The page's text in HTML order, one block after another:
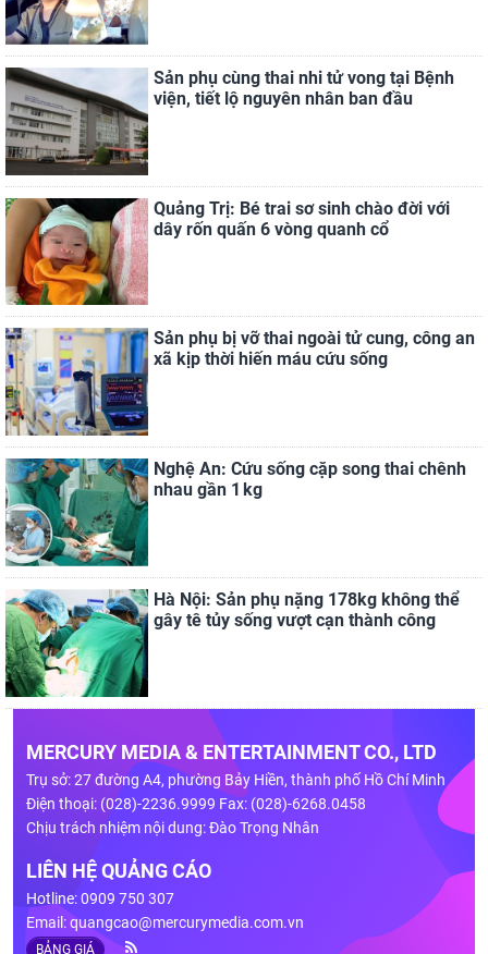
Sản phụ cùng thai nhi tử vong tại Bệnh
viện, tiết lộ nguyên nhân ban đầu
Quảng Trị: Bé trai sơ sinh chào đời với
dây rốn quấn 6 vòng quanh cổ
Sản phụ bị vỡ thai ngoài tử cung, công an
xã kịp thời hiến máu cứu sống
Nghệ An: Cứu sống cặp song thai chênh
nhau gần 1 kg
Hà Nội: Sản phụ nặng 178kg không thể
gây tê tủy sống vượt cạn thành công
MERCURY MEDIA & ENTERTAINMENT CO., LTD
Trụ sở: 27 đường A4, phường Bảy Hiền, thành phố Hồ Chí Minh
Điện thoại: (028)-2236.9999 Fax: (028)-6268.0458
Chịu trách nhiệm nội dung: Đào Trọng Nhân
LIÊN HỆ QUẢNG CÁO
Hotline: 0909 750 307
Email:quangcao@mercurymedia.com.vn
BẢNG GIÁ